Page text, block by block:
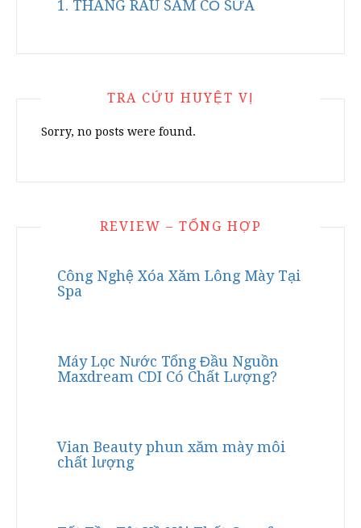
1. THANG RAU SAM CỎ SỮA
TRA CỨU HUYỆT VỊ
Sorry, no posts were found.
REVIEW – TỔNG HỢP
Công Nghệ Xóa Xăm Lông Mày Tại
Spa
Máy Lọc Nước Tổng Đầu Nguồn
Maxdream CDI Có Chất Lượng?
Vian Beauty phun xăm mày môi
chất lượng